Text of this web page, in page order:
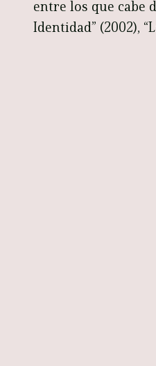
entre los que cabe
Identidad” (2002),